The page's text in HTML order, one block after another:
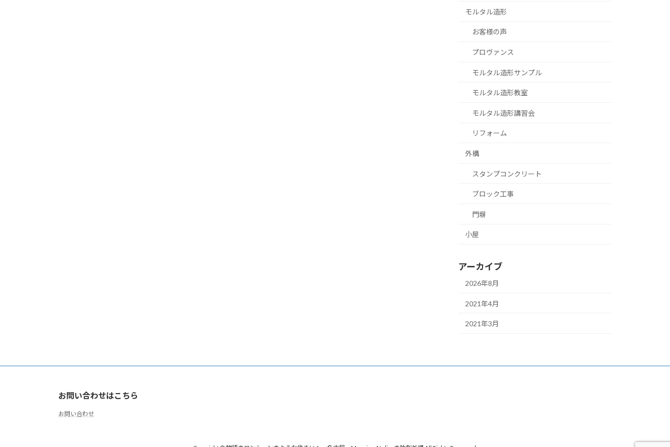
モルタル造形
お客様の声
プロヴァンス
モルタル造形サンプル
モルタル造形教室
モルタル造形講習会
リフォーム
外構
スタンプコンクリート
ブロック工事
門塀
小屋
アーカイブ
2026年8月
2021年4月
2021年3月
お問い合わせはこちら
お問い合わせ